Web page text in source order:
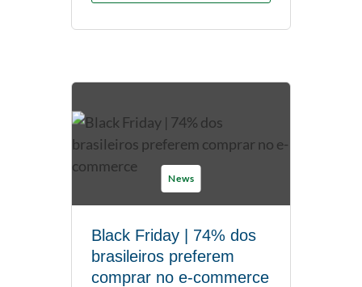
News
Black Friday | 74% dos
brasileiros preferem
comprar no e-commerce